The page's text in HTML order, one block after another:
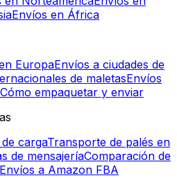
Envíos en África
EuropaEnvíos a ciudades de
de maletasEnvíos
Cómo empaquetar y enviar
cargaTransporte de palés en
de mensajeríaComparación de
Envíos a Amazon FBA